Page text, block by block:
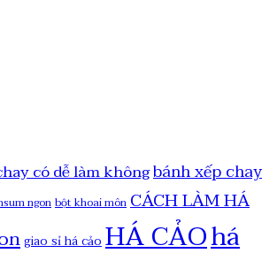
có dễ làm khôngbánh xếp chay
ngonbột khoai mônCÁCH LÀM HÁ
giao sỉ há cảoHÁ CẢOhá